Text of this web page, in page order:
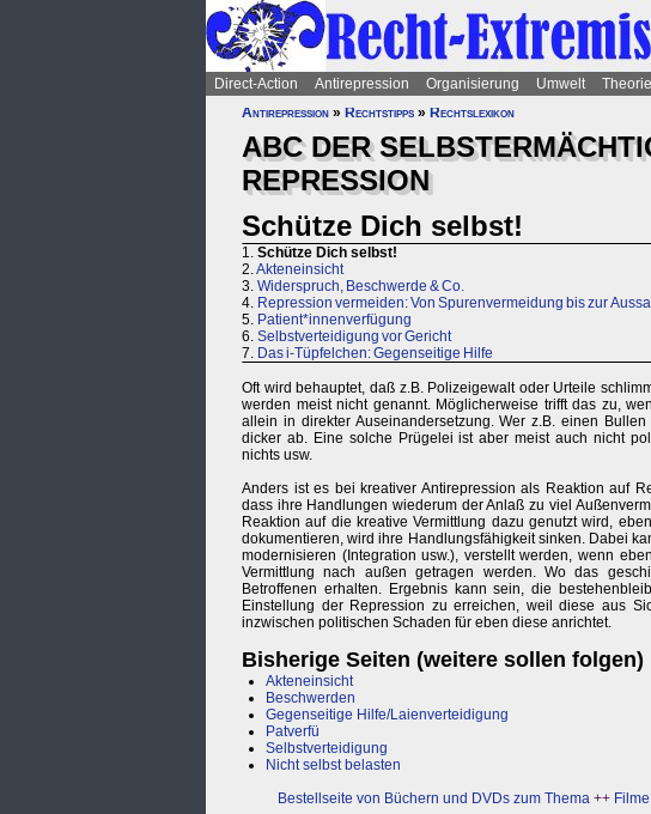
Direct-Action Antirepression Organisierung Umwelt
Antirepression » Rechtstipps » Rechtslexikon
ABC DER
REPRESSION
Schütze Dich selbst!
1. Schütze Dich selbst!
2.Akteneinsicht
3. Widerspruch, Beschwerde & Co.
4. Repression vermeiden: Von Spurenvermeidung bis zur
5. Patient*innenverfügung
6. Selbstverteidigung vor Gericht
7. Das i-Tüpfelchen: Gegenseitige Hilfe
Oft wird behauptet, daß z.B. Polizeigewalt oder Urteile
werden meist nicht genannt. Möglicherweise trifft das zu,
allein in direkter Auseinandersetzung. Wer z.B. einen
dicker ab. Eine solche Prügelei ist aber meist auch nicht
nichts usw.
Anders ist es bei kreativer Antirepression als Reaktion auf
dass ihre Handlungen wiederum der Anlaß zu viel
Reaktion auf die kreative Vermittlung dazu genutzt wird,
dokumentieren, wird ihre Handlungsfähigkeit sinken. Dabei
modernisieren (Integration usw.), verstellt werden, wenn
Vermittlung nach außen getragen werden. Wo das
Betroffenen erhalten. Ergebnis kann sein, die
Einstellung der Repression zu erreichen, weil diese aus
inzwischen politischen Schaden für eben diese anrichtet.
Bisherige Seiten (weitere sollen folgen)
Akteneinsicht
Beschwerden
Gegenseitige Hilfe/Laienverteidigung
Patverfü
Selbstverteidigung
Nicht selbst belasten
Bestellseite von Büchern und DVDs zum Thema ++